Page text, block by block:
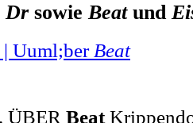
DrsowieBeatund
Uuml;ber Beat
ÜBER Beat